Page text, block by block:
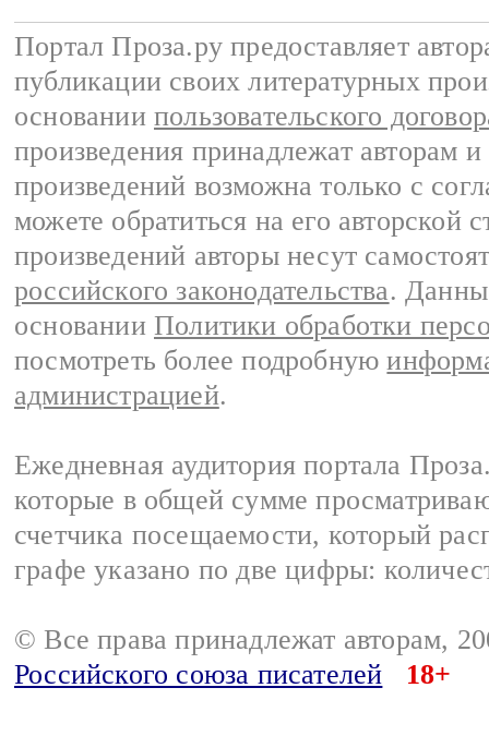
Портал Проза.ру предоставляет
публикации своих литературных
основании пользовательского
произведения принадлежат авторам
произведений возможна только с
можете обратиться на его авторской
произведений авторы несут
российского законодательства.
основании Политики обработки
посмотреть более подробную
администрацией.
Ежедневная аудитория портала
которые в общей сумме
счетчика посещаемости, который
графе указано по две цифры:
© Все права принадлежат авторам,
Российского союза писателей
18+